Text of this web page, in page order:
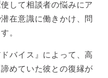
して相談者の悩みにア
在意識に働きかけ、問
。
バイス』によって、高
めていた彼との復縁が